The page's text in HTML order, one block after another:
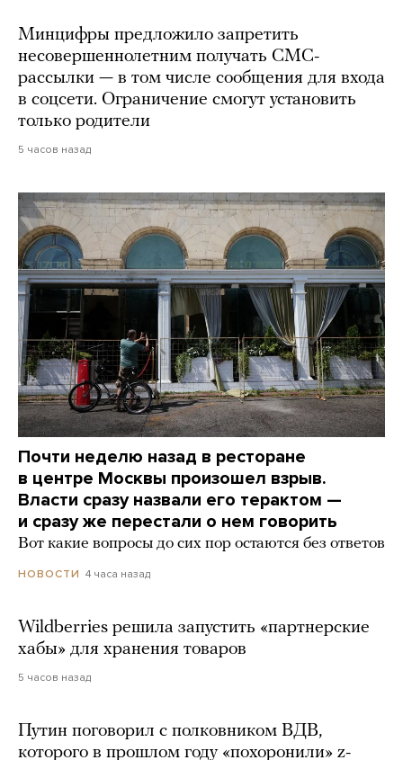
Минцифры предложило запретить
несовершеннолетним получать СМС-
рассылки — в том числе сообщения для входа
в соцсети. Ограничение смогут установить
только родители
5 часов назад
Почти неделю назад в ресторане
в центре Москвы произошел взрыв.
Власти сразу назвали его терактом —
и сразу же перестали о нем говорить
Вот какие вопросы до сих пор остаются без ответов
НОВОСТИ 4 часа назад
Wildberries решила запустить «партнерские
хабы» для хранения товаров
5 часов назад
Путин поговорил с полковником ВДВ,
которого в прошлом году «похоронили» z-